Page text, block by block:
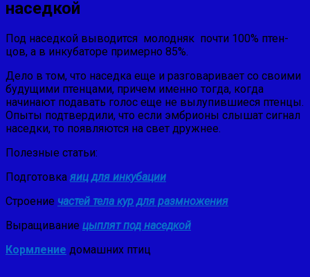
наседкой
Под наседкой выводится молодняк почти 100% птен­
цов, а в инкубаторе примерно 85%.
Дело в том, что на­седка еще и разговаривает со своими
будущими птенца­ми, причем именно тогда, когда
начинают подавать голос еще не вылупившиеся птенцы.
Опыты подтвердили, что если эмбрионы слышат сигнал
наседки, то появляются на свет дружнее.
Полезные статьи:
Подготовка яиц для инкубации
Строение частей тела кур для размножения
Выращивание цыплят под наседкой
Кормление домашних птиц